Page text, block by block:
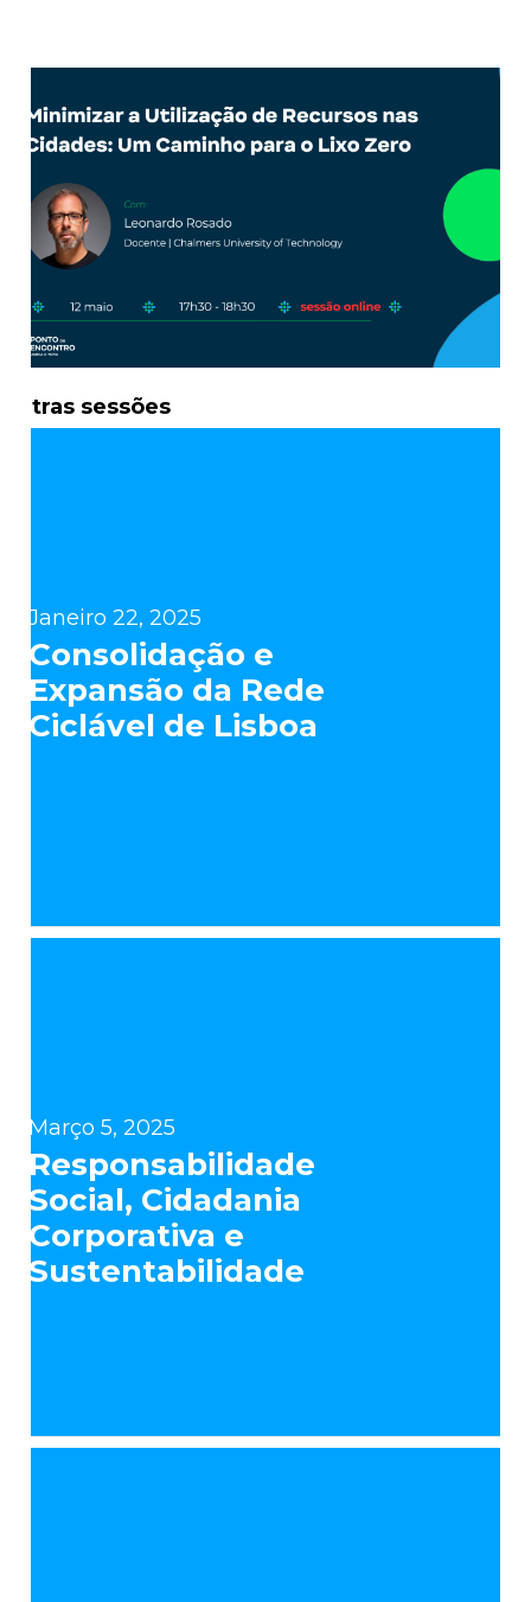
sessões
Janeiro 22, 2025
Consolidação e
Expansão da Rede
Ciclável de Lisboa
Março 5, 2025
Responsabilidade
Social, Cidadania
Corporativa e
Sustentabilidade